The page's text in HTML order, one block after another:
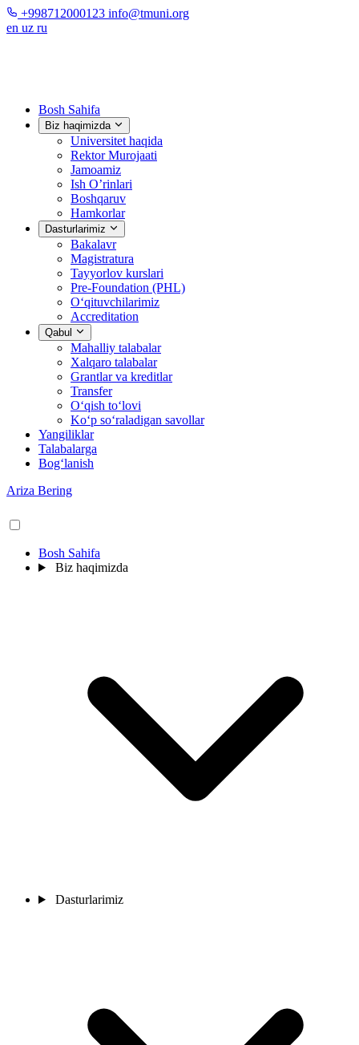
+998712000123 info@tmuni.org
en uz ru
Bosh Sahifa
Biz haqimizda
Universitet haqida
Rektor Murojaati
Jamoamiz
Ish O’rinlari
Boshqaruv
Hamkorlar
Dasturlarimiz
Bakalavr
Magistratura
Tayyorlov kurslari
Pre-Foundation (PHL)
O‘qituvchilarimiz
Accreditation
Qabul
Mahalliy talabalar
Xalqaro talabalar
Grantlar va kreditlar
Transfer
O‘qish to‘lovi
Ko‘p so‘raladigan savollar
Yangiliklar
Talabalarga
Bog‘lanish
Ariza Bering
Bosh Sahifa
Biz haqimizda
Dasturlarimiz